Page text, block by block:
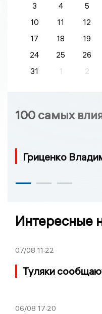
3
4 5
10
11 12
17
18 19
24
25 26
31
1 2
100 самых
Гриценко
Интересные
07/08 11:22
Туляки
06/08 17:20